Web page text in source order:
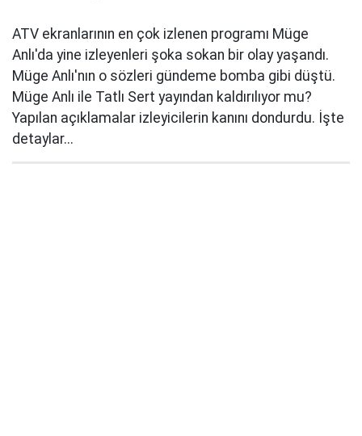
ATV ekranlarının en çok izlenen programı Müge
Anlı'da yine izleyenleri şoka sokan bir olay yaşandı.
Müge Anlı'nın o sözleri gündeme bomba gibi düştü.
Müge Anlı ile Tatlı Sert yayından kaldırılıyor mu?
Yapılan açıklamalar izleyicilerin kanını dondurdu. İşte
detaylar...